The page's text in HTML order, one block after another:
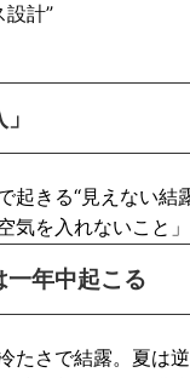
計”
起きる“見えない
気を入れないこと
一年中起こる
たさで結露。夏は